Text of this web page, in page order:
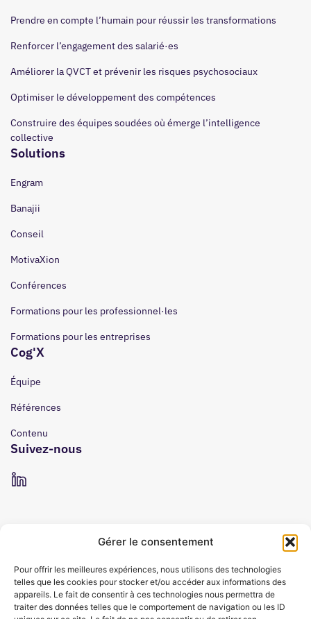
Gérer le consentement
Pour offrir les meilleures expériences, nous utilisons des technologies
telles que les cookies pour stocker et/ou accéder aux informations des
appareils. Le fait de consentir à ces technologies nous permettra de
traiter des données telles que le comportement de navigation ou les ID
Prendre en compte l’humain pour réussir les transformations
Renforcer l’engagement des salarié·es
Améliorer la QVCT et prévenir les risques psychosociaux
Optimiser le développement des compétences
Construire des équipes soudées où émerge l’intelligence
collective
Solutions
Engram
Banajii
Conseil
MotivaXion
Conférences
Formations pour les professionnel·les
Formations pour les entreprises
Cog'X
Équipe
Références
Contenu
Suivez-nous